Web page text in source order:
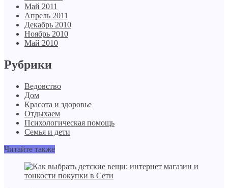
Май 2011
Апрель 2011
Декабрь 2010
Ноябрь 2010
Май 2010
Рубрики
Ведовство
Дом
Красота и здоровье
Отдыхаем
Психологическая помощь
Семья и дети
Читайте также